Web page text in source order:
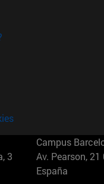
3
Campus
Av. Pearson,
España